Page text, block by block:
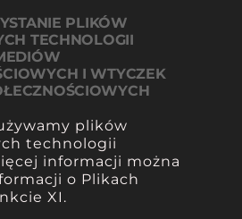
PLIKÓW
TECHNOLOGII
I WTYCZEK
plików
technologii
informacji można
o Plikach
XI.